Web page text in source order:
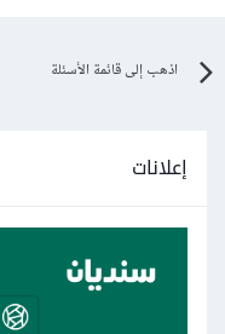
اذهب إلى قائمة الأسئلة
إعلانات